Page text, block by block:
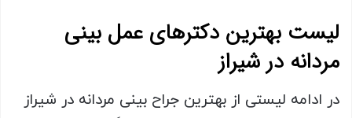
لیست بهترین دکترهای عمل بینی
مردانه در شیراز
در ادامه لیستی از بهترین جراح بینی مردانه در شیراز